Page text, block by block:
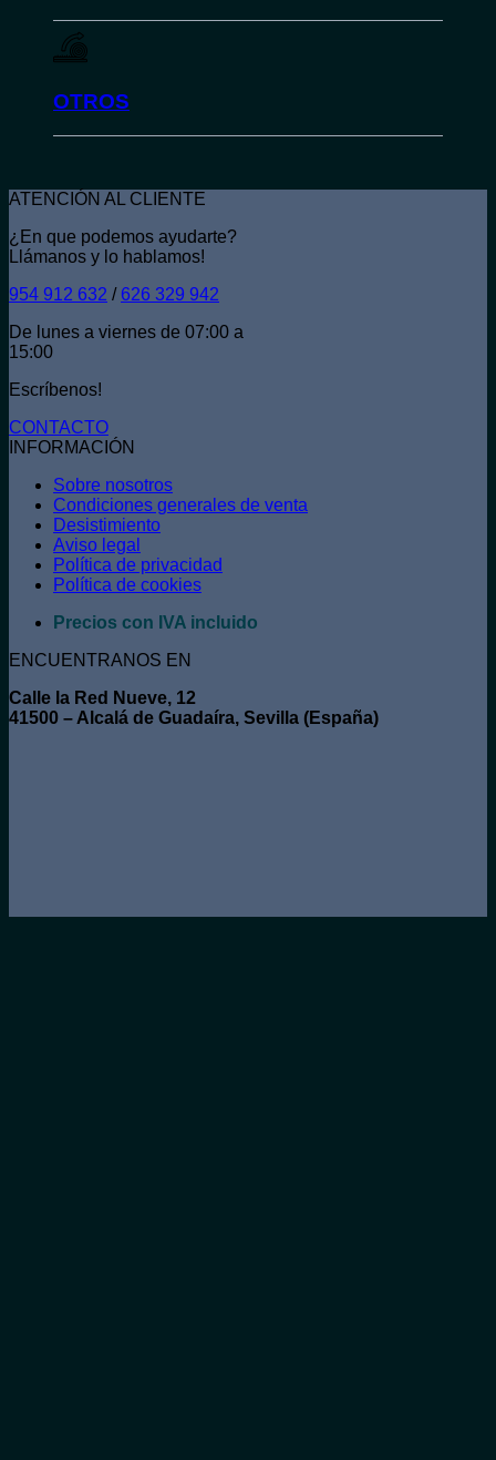
OTROS
ATENCIÓN AL CLIENTE
¿En que podemos ayudarte?
Llámanos y lo hablamos!
954 912 632 / 626 329 942
De lunes a viernes de 07:00 a
15:00
Escríbenos!
CONTACTO
INFORMACIÓN
Sobre nosotros
Condiciones generales de venta
Desistimiento
Aviso legal
Política de privacidad
Política de cookies
Precios con IVA incluido
ENCUENTRANOS EN
Calle la Red Nueve, 12
41500 – Alcalá de Guadaíra, Sevilla (España)